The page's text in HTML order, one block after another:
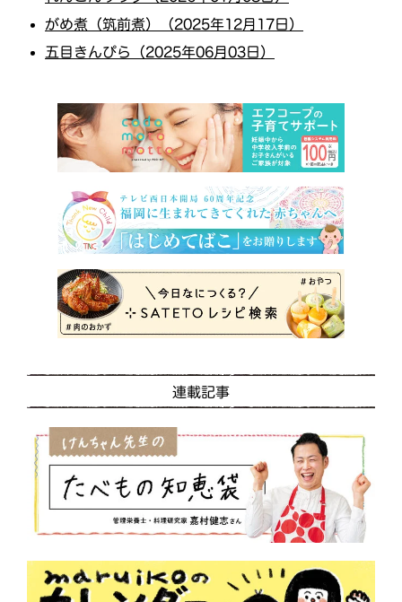
がめ煮（筑前煮）（2025年12月17日）
五目きんぴら（2025年06月03日）
連載記事